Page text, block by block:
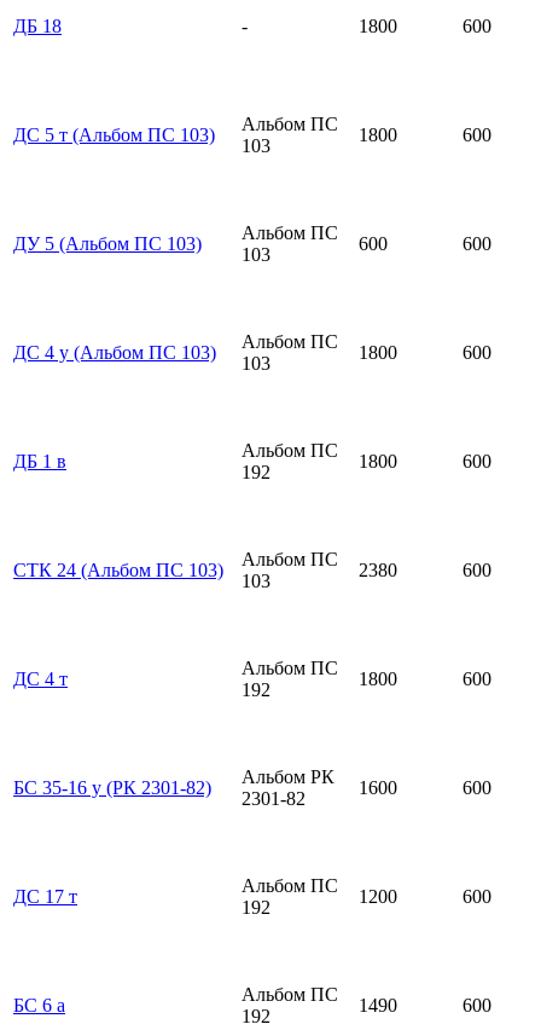
ДБ 18 - 1800 600
ДС 5 т (Альбом ПС 103)
Альбом ПС
103
1800 600
ДУ 5 (Альбом ПС 103)
Альбом ПС
103
600 600
ДС 4 у (Альбом ПС 103)
Альбом ПС
103
1800 600
ДБ 1 в
Альбом ПС
192
1800 600
СТК 24 (Альбом ПС 103)
Альбом ПС
103
2380 600
ДС 4 т
Альбом ПС
192
1800 600
БС 35-16 у (РК 2301-82)
Альбом РК
2301-82
1600 600
ДС 17 т
Альбом ПС
192
1200 600
БС 6 а
Альбом ПС
192
1490 600